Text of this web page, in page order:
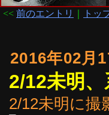
<< 前のエントリ トッ
2016年02月
2/12未明
2/12未明に撮